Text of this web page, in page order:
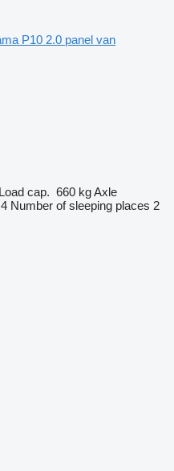
P10 2.0 panel van
Load cap. 660 kgAxle
4 Number of sleeping places 2